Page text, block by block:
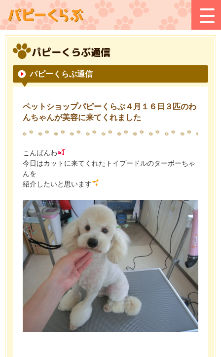
パピーくらぶ通信
パピーくらぶ通信
ペットショップパピーくらぶ４月１６日３匹のわ
んちゃんが美容に来てくれました
こんばんわ
今日はカットに来てくれたトイプードルのターボーちゃ
んを
紹介したいと思います